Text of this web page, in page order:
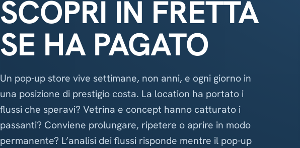
SCOPRI IN FRETTA
SE HA PAGATO
Un pop-up store vive settimane, non anni, e ogni giorno in
una posizione di prestigio costa. La location ha portato i
flussi che speravi? Vetrina e concept hanno catturato i
passanti? Conviene prolungare, ripetere o aprire in modo
permanente? L’analisi dei flussi risponde mentre il pop-up